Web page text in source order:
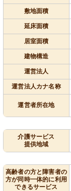
敷地面積
延床面積
居室面積
建物構造
運営法人
運営法人カナ名称
運営者所在地
介護サービス
提供地域
高齢者の方と障害者の
方が同時一体的に利用
できるサービス